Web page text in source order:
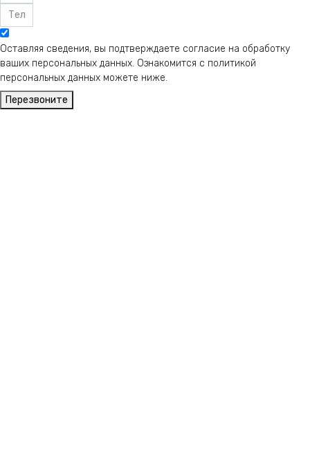
Оставляя сведения, вы подтверждаете согласие на обработку
ваших персональных данных. Ознакомится с политикой
персональных данных можете ниже.
Перезвоните